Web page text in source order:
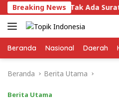
Langsung
ke
konten
Breaking News
Tegaskan Tak Ada Surat
Beranda Nasional Daerah
Beranda Berita Utama
Berita Utama